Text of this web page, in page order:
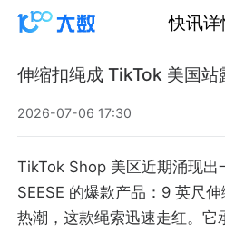
快讯详
伸缩扣绳成 TikTok 美国站
2026-07-06 17:30
TikTok Shop 美区近期涌现出
SEESE 的爆款产品：9 英尺
热潮，这款绳索迅速走红。